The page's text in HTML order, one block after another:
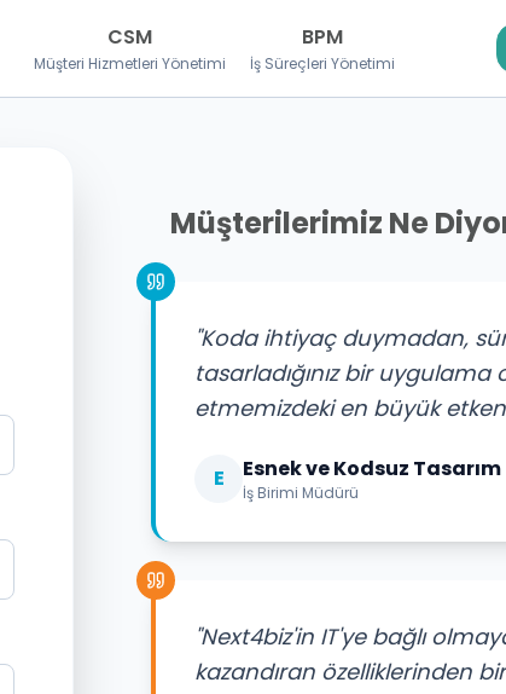
CSM
Müşteri Hizmetleri Yönetimi
BPM
İş Süreçleri Yönetimi
Müşterilerimiz Ne
"Koda ihtiyaç duymadan,
tasarladığınız bir uygulama
etmemizdeki en büyük
E Esnek ve Kodsuz Tasarım
İş Birimi Müdürü
"Next4biz'in IT'ye bağlı
kazandıran özelliklerinden